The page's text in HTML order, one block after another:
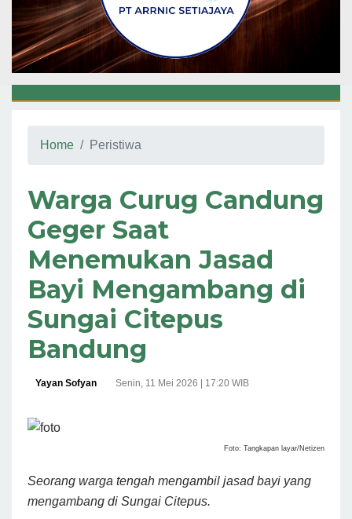
Home Peristiwa
Warga Curug Candung
Geger Saat
Menemukan Jasad
Bayi Mengambang di
Sungai Citepus
Bandung
Yayan Sofyan Senin, 11 Mei 2026 | 17:20 WIB
Foto: Tangkapan layar/Netizen
Seorang warga tengah mengambil jasad bayi yang
mengambang di Sungai Citepus.